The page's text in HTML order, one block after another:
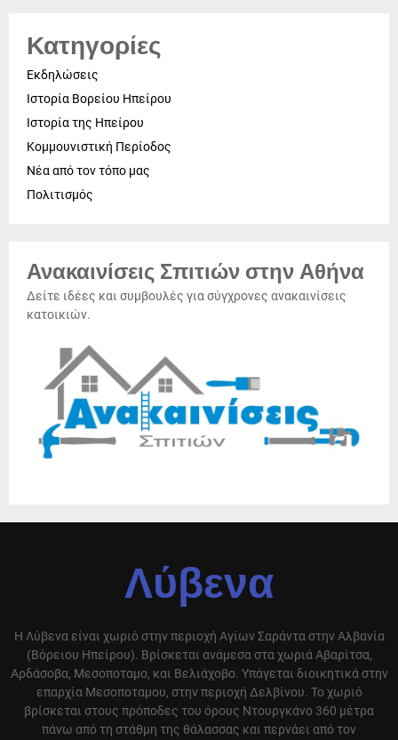
Κατηγορίες
Εκδηλώσεις
Ιστορία Βορείου Ηπείρου
Ιστορία της Ηπείρου
Κομμουνιστική Περίοδος
Νέα από τον τόπο μας
Πολιτισμός
Ανακαινίσεις Σπιτιών στην Αθήνα
Δείτε ιδέες και συμβουλές για σύγχρονες ανακαινίσεις
κατοικιών.
Λύβενα
Η Λύβενα είναι χωριό στην περιοχή Αγίων Σαράντα στην Αλβανία
(Βόρειου Ηπείρου). Βρίσκεται ανάμεσα στα χωριά Αβαρίτσα,
Αρδάσοβα, Μεσοποταμο, και Βελιάχοβο. Υπάγεται διοικητικά στην
επαρχία Μεσοποταμου, στην περιοχή Δελβίνου. Το χωριό
βρίσκεται στους πρόποδες του όρους Ντουργκάνο 360 μέτρα
πάνω από τη στάθμη της θάλασσας και περνάει από τον